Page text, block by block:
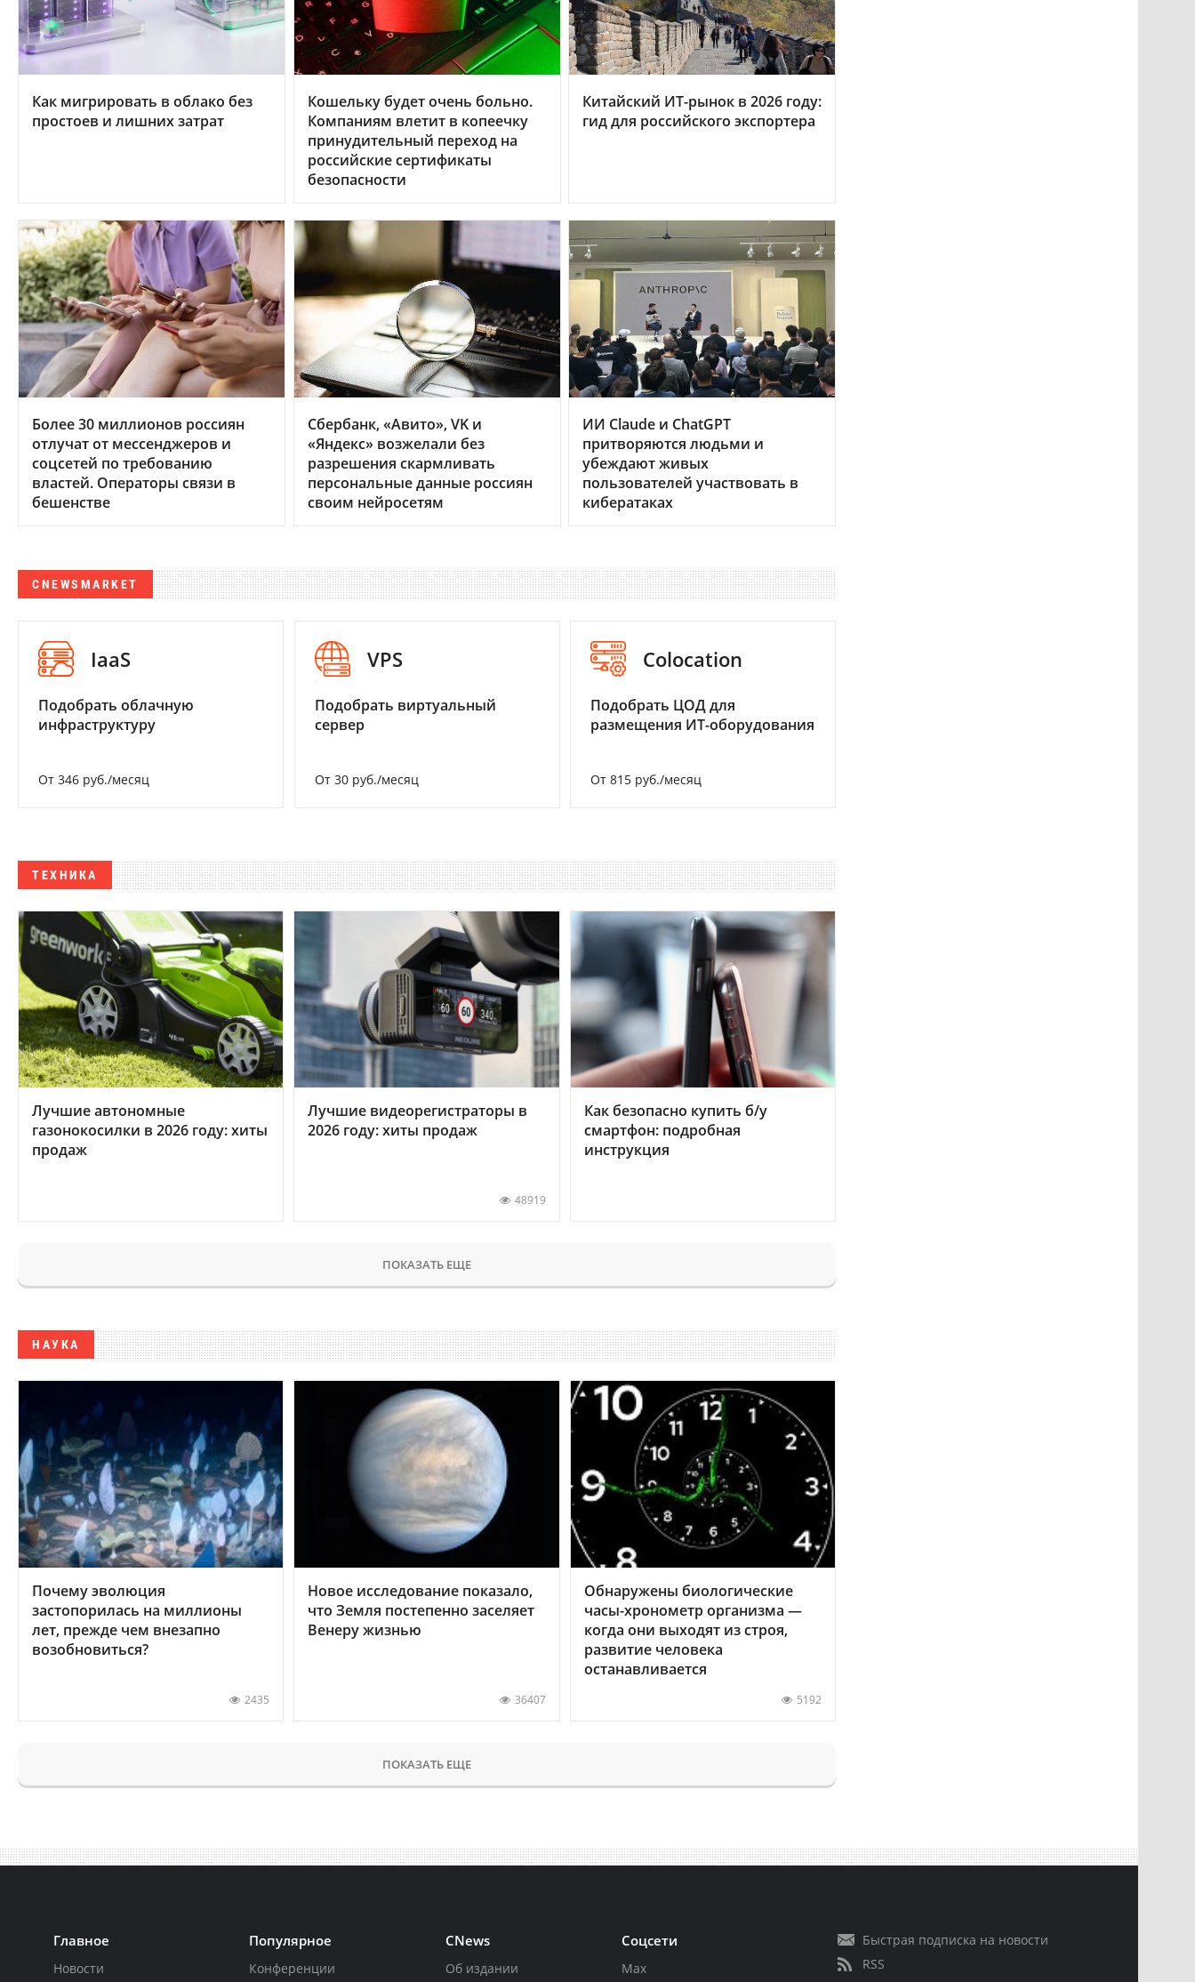
Как мигрировать в облако без
простоев и лишних затрат
Кошельку будет очень больно.
Компаниям влетит в копеечку
принудительный переход на
российские сертификаты
безопасности
Китайский ИТ-рынок в 2026 году:
гид для российского экспортера
Более 30 миллионов россиян
отлучат от мессенджеров и
соцсетей по требованию
властей. Операторы связи в
бешенстве
Сбербанк, «Авито», VK и
«Яндекс» возжелали без
разрешения скармливать
персональные данные россиян
своим нейросетям
ИИ Claude и ChatGPT
притворяются людьми и
убеждают живых
пользователей участвовать в
кибератаках
CNEWSMARKET
IaaS
Подобрать облачную
инфраструктуру
От 346 руб./месяц
VPS
Подобрать виртуальный
сервер
От 30 руб./месяц
Colocation
Подобрать ЦОД для
размещения ИТ-оборудования
От 815 руб./месяц
ТЕХНИКА
Лучшие автономные
газонокосилки в 2026 году: хиты
продаж
Лучшие видеорегистраторы в
2026 году: хиты продаж
48919
Как безопасно купить б/у
смартфон: подробная
инструкция
ПОКАЗАТЬ ЕЩЕ
НАУКА
Почему эволюция
застопорилась на миллионы
лет, прежде чем внезапно
возобновиться?
2435
Новое исследование показало,
что Земля постепенно заселяет
Венеру жизнью
36407
Обнаружены биологические
часы-хронометр организма —
когда они выходят из строя,
развитие человека
останавливается
5192
ПОКАЗАТЬ ЕЩЕ
Главное
Новости
Популярное
Конференции
CNews
Об издании
Соцсети
Max
Быстрая подписка на новости
RSS